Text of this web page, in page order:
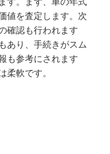
値を査定します。次
確認も行われます
あり、手続きがスム
も参考にされます
柔軟です。